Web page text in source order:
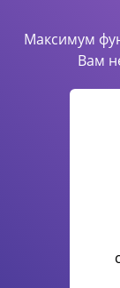
Максимум
Вам